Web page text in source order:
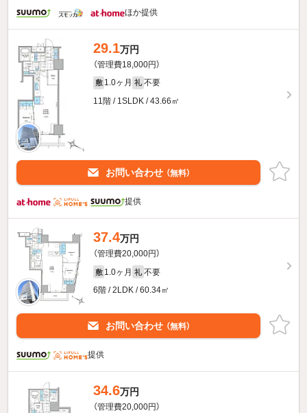
ほか提供
29.1万円
（管理費18,000円）
敷 1.0ヶ月 礼 不要
11階 / 1SLDK / 43.66㎡
お問い合わせ （無料）
提供
37.4万円
（管理費20,000円）
敷 1.0ヶ月 礼 不要
6階 / 2LDK / 60.34㎡
お問い合わせ （無料）
提供
34.6万円
（管理費20,000円）